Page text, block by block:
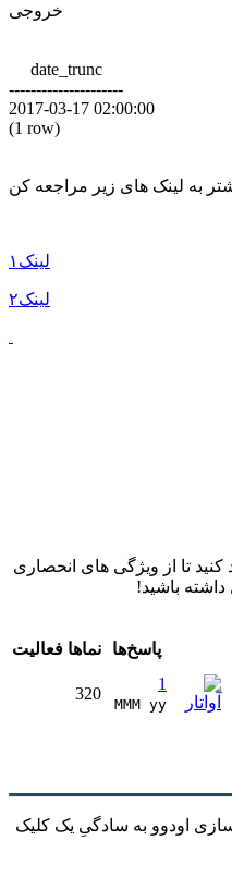
خروجی
date_trunc
---------------------
2017-03-17 02:00:00
(1 row)
به لینک های زیر مراجعه کن
لینک۱
لینک۲
تا از ویژگی های انحصاری
داشته باشید!
پاسخ‌ها نماها فعالیت
1
MMM yy
320
اودوو به سادگیِ یک کلیک